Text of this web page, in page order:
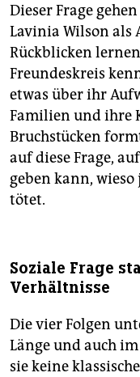
Dieser Frage
Lavinia Wilson als
Rückblicken
Freundeskreis
etwas über ihr
Familien und ihre
Bruchstücken
auf diese Frage,
geben kann,
tötet.
Soziale Frage
Verhältnisse
Die vier Folgen
Länge und auch
sie keine